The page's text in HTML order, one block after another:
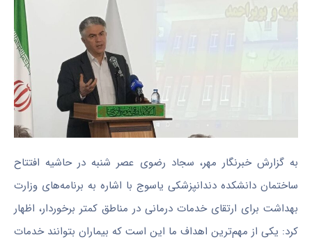
به گزارش خبرنگار مهر، سجاد رضوی عصر شنبه در حاشیه افتتاح
ساختمان دانشکده دندانپزشکی یاسوج با اشاره به برنامه‌های وزارت
بهداشت برای ارتقای خدمات درمانی در مناطق کمتر برخوردار، اظهار
کرد: یکی از مهم‌ترین اهداف ما این است که بیماران بتوانند خدمات